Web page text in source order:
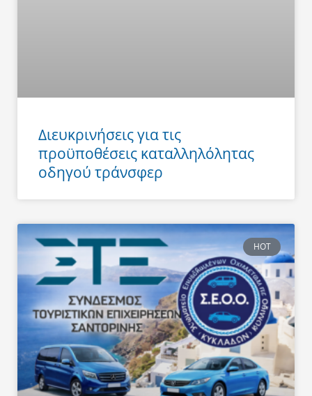
Διευκρινήσεις για τις
προϋποθέσεις καταλληλόλητας
οδηγού τράνσφερ
HOT